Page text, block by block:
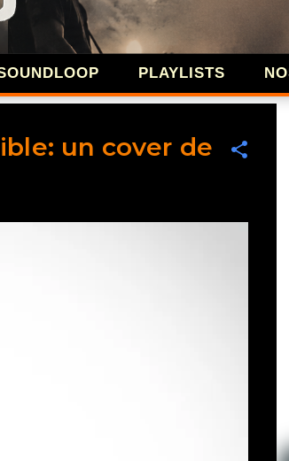
principal
|
PLAYLISTS
un cover de